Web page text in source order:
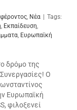
Νέα | Tags:
Εκπαίδευση
Ευρωπαϊκή
δρόμο της
O
Ευρωπαϊκή
φιλοξενεί